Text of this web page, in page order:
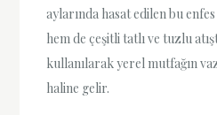
aylarında hasat edilen bu
hem de çeşitli tatlı ve tuzlu
kullanılarak yerel mutfağın
haline gelir.